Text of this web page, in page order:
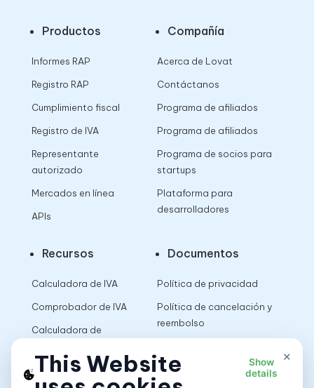
Productos
Informes RAP
Registro RAP
Cumplimiento fiscal
Registro de IVA
Representante
autorizado
Mercados en línea
APIs
Compañía
Acerca de Lovat
Contáctanos
Programa de afiliados
Programa de afiliados
Programa de socios para
startups
Plataforma para
desarrolladores
Recursos
Calculadora de IVA
Comprobador de IVA
Calculadora de
ventas
Documentos
Política de privacidad
Política de cancelación y
reembolso
×
This Website
Show
details